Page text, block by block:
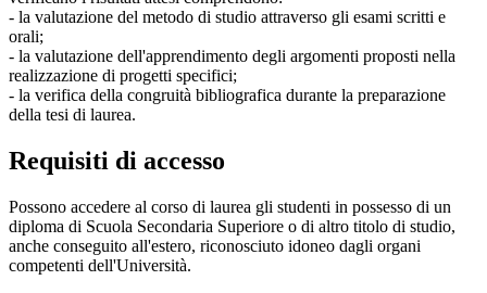
- la valutazione del metodo di studio attraverso gli esami scritti e
orali;
- la valutazione dell'apprendimento degli argomenti proposti nella
realizzazione di progetti specifici;
- la verifica della congruità bibliografica durante la preparazione
della tesi di laurea.
Requisiti di accesso
Possono accedere al corso di laurea gli studenti in possesso di un
diploma di Scuola Secondaria Superiore o di altro titolo di studio,
anche conseguito all'estero, riconosciuto idoneo dagli organi
competenti dell'Università.